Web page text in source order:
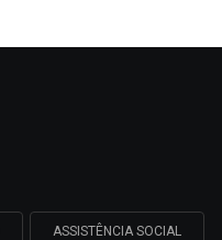
ASSISTÊNCIA SOCIAL